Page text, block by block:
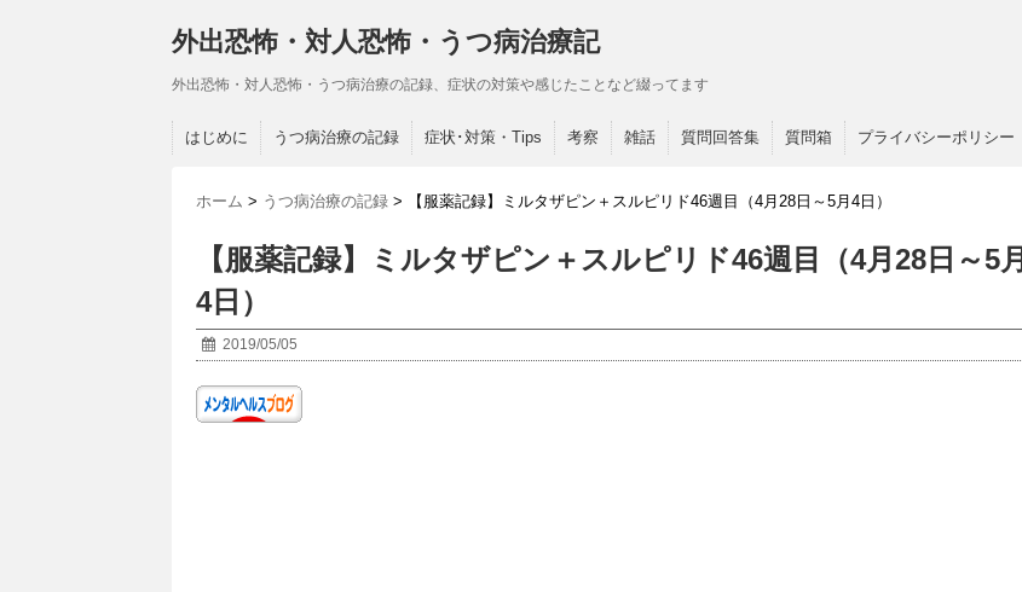
外出恐怖・対人恐怖・うつ病治療記
外出恐怖・対人恐怖・うつ病治療の記録、症状の対策や感じたことなど綴ってます
はじめに うつ病治療の記録 症状･対策・Tips 考察 雑話 質問回答集 質問箱 プライバシーポリシー
ホーム > うつ病治療の記録 > 【服薬記録】ミルタザピン＋スルピリド46週目（4月28日～5月4日）
【服薬記録】ミルタザピン＋スルピリド46週目（4月28日～5月
4日）
2019/05/05